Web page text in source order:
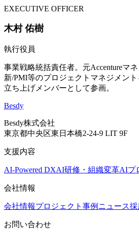
EXECUTIVE OFFICER
木村 佑樹
執行役員
事業戦略統括責任者。元Accentureマ
新/PMI等のプロジェクトマネジメン
立ち上げメンバーとして参画。
Besdy
Besdy株式会社
東京都中央区東日本橋2-24-9 LIT 9F
支援内容
AI-Powered DXAI研修・組織変革AIプ
会社情報
会社情報プロジェクト事例 ニュース採
お問い合わせ